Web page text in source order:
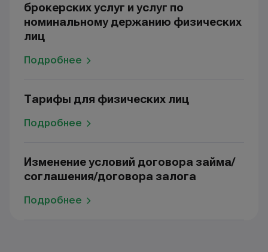
брокерских услуг и услуг по
номинальному держанию физических
лиц
Подробнее
Тарифы для физических лиц
Подробнее
Изменение условий договора займа/
соглашения/договора залога
Подробнее